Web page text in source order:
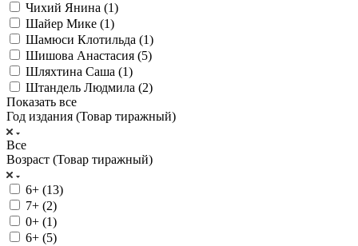
Чихий Янина (1)
Шайер Мике (1)
Шамюси Клотильда (1)
Шишова Анастасия (5)
Шляхтина Саша (1)
Штандель Людмила (2)
Показать все
Год издания (Товар тиражный)
Все
Возраст (Товар тиражный)
6+ (13)
7+ (2)
0+ (1)
6+ (5)